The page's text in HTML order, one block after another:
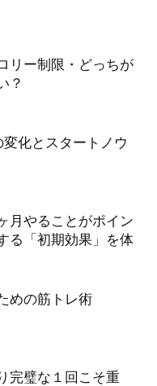
リー制限・どっちが
？
化とスタートノウ
月やることがポイン
る「初期効果」を体
めの筋トレ術
完璧な１回こそ重